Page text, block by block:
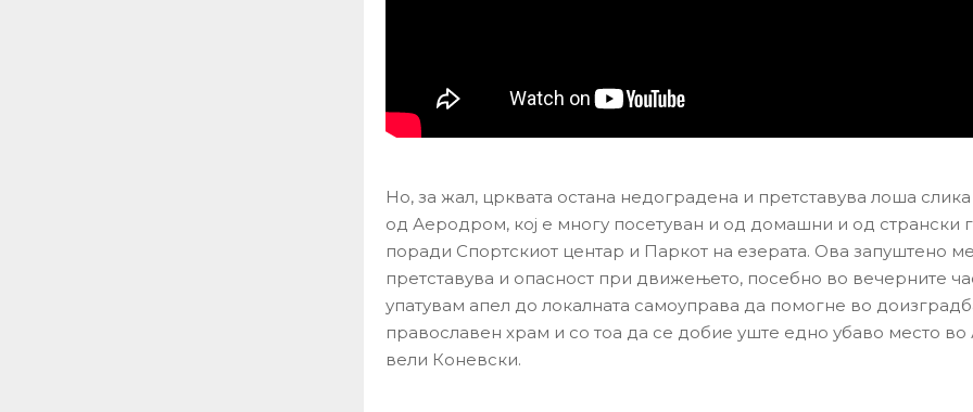
Но, за жал, црквата остана недоградена и претставува лоша слика
од Аеродром, кој е многу посетуван и од домашни и од странски
поради Спортскиот центар и Паркот на езерата. Ова запуштено
претставува и опасност при движењето, посебно во вечерните
упатувам апел до локалната самоуправа да помогне во
православен храм и со тоа да се добие уште едно убаво место
вели Коневски.